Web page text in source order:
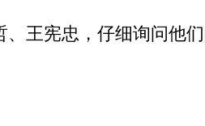
宪忠，仔细询问他们